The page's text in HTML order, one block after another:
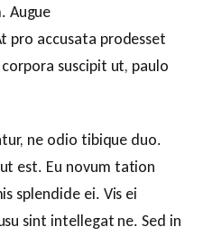
Augue
pro accusata prodesset
suscipit ut, paulo
ne odio tibique duo.
est. Eu novum tation
splendide ei. Vis ei
sint intellegat ne. Sed in